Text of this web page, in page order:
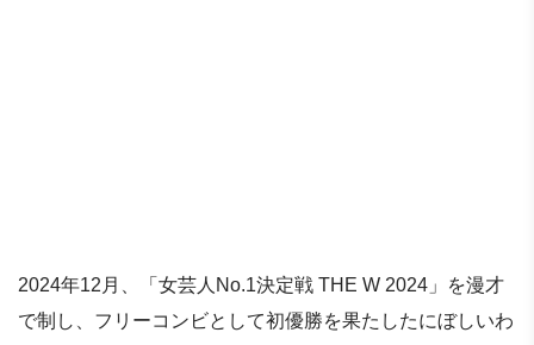
2024年12月、「女芸人No.1決定戦 THE W 2024」を漫才
で制し、フリーコンビとして初優勝を果たしたにぼしいわ